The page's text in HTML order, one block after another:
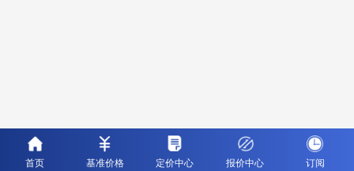
首页 基准价格 定价中心 报价中心 订阅